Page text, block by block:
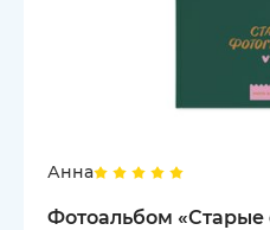
Анна
Фотоальбом «‎Старые